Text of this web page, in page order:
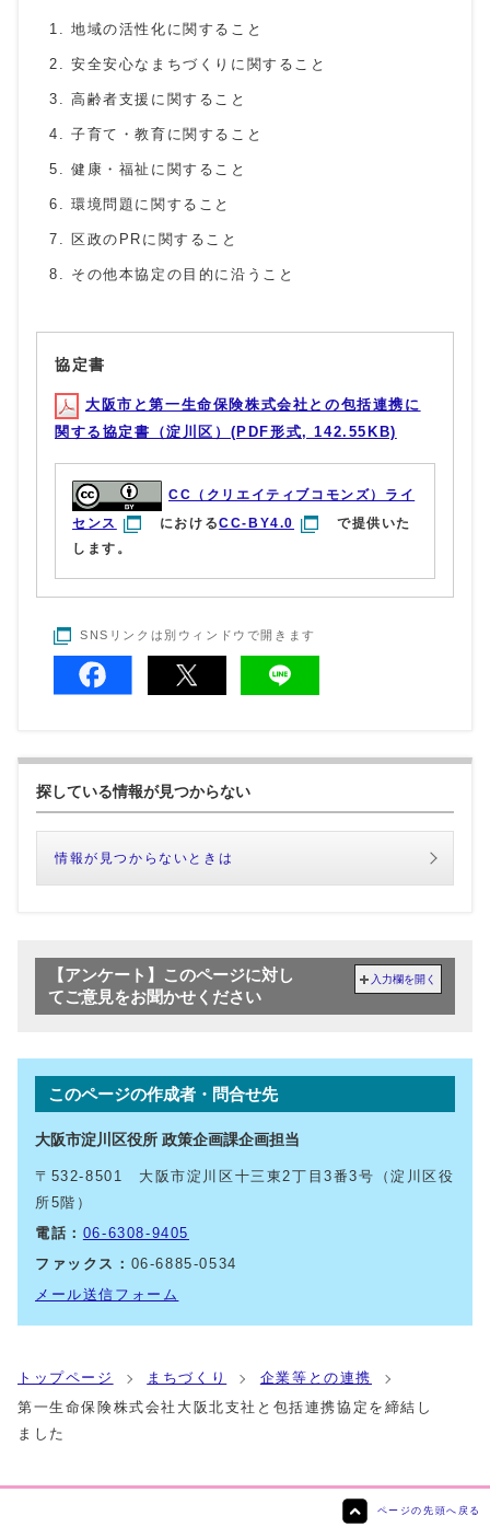
地域の活性化に関すること
安全安心なまちづくりに関すること
高齢者支援に関すること
子育て・教育に関すること
健康・福祉に関すること
環境問題に関すること
区政のPRに関すること
その他本協定の目的に沿うこと
協定書
大阪市と第一生命保険株式会社との包括連携に
関する協定書（淀川区）(PDF形式, 142.55KB)
CC（クリエイティブコモンズ）ライ
センス
におけるCC-BY4.0
で提供いた
します。
SNSリンクは別ウィンドウで開きます
探している情報が見つからない
情報が見つからないときは
【アンケート】このページに対し
てご意見をお聞かせください
入力欄を開く
このページの作成者・問合せ先
大阪市淀川区役所 政策企画課企画担当
〒532-8501 大阪市淀川区十三東2丁目3番3号（淀川区役
所5階）
電話： 06-6308-9405
ファックス： 06-6885-0534
メール送信フォーム
トップページ まちづくり
企業等との連携
第一生命保険株式会社大阪北支社と包括連携協定を締結し
ました
ページの先頭へ戻る